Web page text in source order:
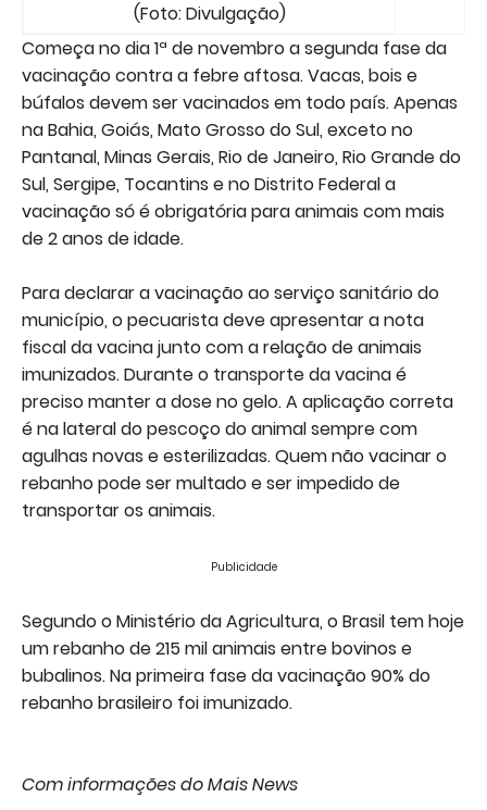
(Foto: Divulgação)
Começa no dia 1ª de novembro a segunda fase da
vacinação contra a febre aftosa. Vacas, bois e
búfalos devem ser vacinados em todo país. Apenas
na Bahia, Goiás, Mato Grosso do Sul, exceto no
Pantanal, Minas Gerais, Rio de Janeiro, Rio Grande do
Sul, Sergipe, Tocantins e no Distrito Federal a
vacinação só é obrigatória para animais com mais
de 2 anos de idade.
Para declarar a vacinação ao serviço sanitário do
município, o pecuarista deve apresentar a nota
fiscal da vacina junto com a relação de animais
imunizados. Durante o transporte da vacina é
preciso manter a dose no gelo. A aplicação correta
é na lateral do pescoço do animal sempre com
agulhas novas e esterilizadas. Quem não vacinar o
rebanho pode ser multado e ser impedido de
transportar os animais.
Publicidade
Segundo o Ministério da Agricultura, o Brasil tem hoje
um rebanho de 215 mil animais entre bovinos e
bubalinos. Na primeira fase da vacinação 90% do
rebanho brasileiro foi imunizado.
Com informações do Mais News